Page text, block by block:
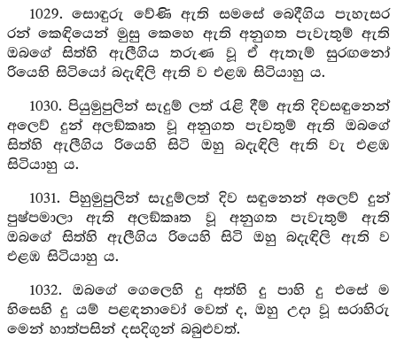
1029. සොඳුරු වේණි ඇති සමසේ බෙදීගිය පැහැසර
රන් කෙඳියෙන් මුසු කෙහෙ ඇති අනුගත පැවැතුම් ඇති
ඔබගේ සිත්හි ඇලීගිය තරුණ වූ ඒ ඇතැම් සුරඟනෝ
රියෙහි සිටියෝ බදැඳිලි ඇති ව එළඹ සිටියාහු ය.
1030. පියුමුපුලින් සැදුම් ලත් රැළි දීම් ඇති දිවසඳුනෙන්
අලෙව් දුන් අලඞ්කෘත වූ අනුගත පැවතුම් ඇති ඔබගේ
සිත්හි ඇලීගිය රියෙහි සිටි ඔහු බදැඳිලි ඇති වැ එළඹ
සිටියාහු ය.
1031. පිහුමුපුලින් සැදුම්ලත් දිව සඳුනෙන් අලෙව් දුන්
පුෂ්පමාලා ඇති අලඞ්කෘත වූ අනුගත පැවැතුම් ඇති
ඔබගේ සිත්හි ඇලීගිය රියෙහි සිටි ඔහු බදැඳිලි ඇති ව
එළඹ සිටියාහු ය.
1032. ඔබගේ ගෙලෙහි දු අත්හි දු පාහි දු එසේ ම
හිසෙහි දු යම් පළඳනාවෝ වෙත් ද, ඔහු උදා වූ සරාහිරු
මෙන් හාත්පසින් දසදිගුන් බබුළුවත්.